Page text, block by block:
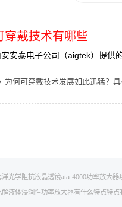
穿戴技术有哪些
安泰电子公司（aigtek）提供
为何可穿戴技术发展如此迅猛？具
洋光学阻抗液晶透镜ata-4000功率放大器
解液体浸润性功率放大器有什么特点特点